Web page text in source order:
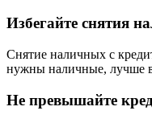
Избегайте снятия
Снятие наличных с
нужны наличные, лучше
Не превышайте